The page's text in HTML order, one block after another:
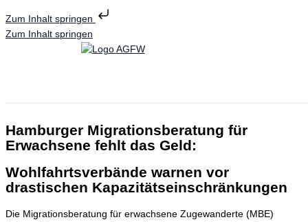
Zum Inhalt springen
Zum Inhalt springen
Hamburger Migrationsberatung für
Erwachsene fehlt das Geld:
Wohlfahrtsverbände warnen vor
drastischen Kapazitätseinschränkungen
Die Migrationsberatung für erwachsene Zugewanderte (MBE)